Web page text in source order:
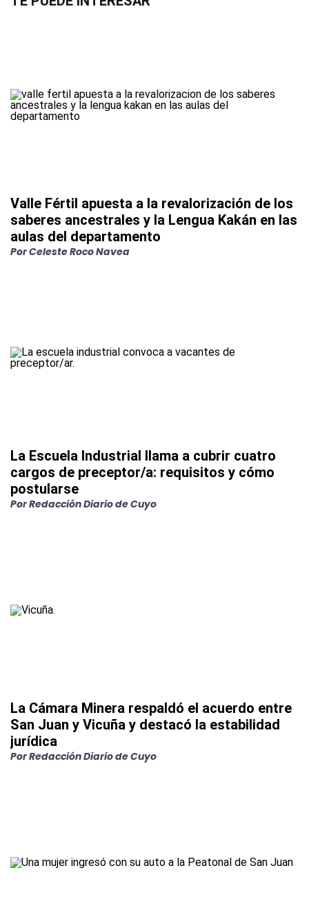
Valle Fértil apuesta a la revalorización de los
saberes ancestrales y la Lengua Kakán en las
aulas del departamento
PorCeleste Roco Navea
La Escuela Industrial llama a cubrir cuatro
cargos de preceptor/a: requisitos y cómo
postularse
PorRedacción Diario de Cuyo
La Cámara Minera respaldó el acuerdo entre
San Juan y Vicuña y destacó la estabilidad
jurídica
PorRedacción Diario de Cuyo